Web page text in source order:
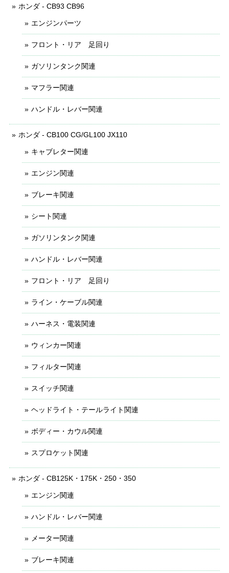
ホンダ - CB93 CB96
エンジンパーツ
フロント・リア 足回り
ガソリンタンク関連
マフラー関連
ハンドル・レバー関連
ホンダ - CB100 CG/GL100 JX110
キャブレター関連
エンジン関連
ブレーキ関連
シート関連
ガソリンタンク関連
ハンドル・レバー関連
フロント・リア 足回り
ライン・ケーブル関連
ハーネス・電装関連
ウィンカー関連
フィルター関連
スイッチ関連
ヘッドライト・テールライト関連
ボディー・カウル関連
スプロケット関連
ホンダ - CB125K・175K・250・350
エンジン関連
ハンドル・レバー関連
メーター関連
ブレーキ関連